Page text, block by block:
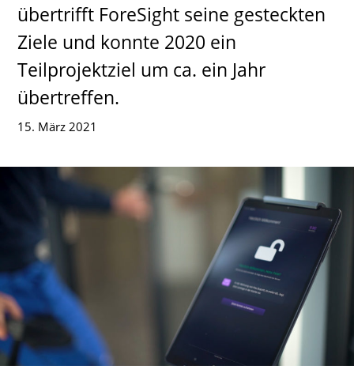
übertrifft ForeSight seine gesteckten
Ziele und konnte 2020 ein
Teilprojektziel um ca. ein Jahr
übertreffen.
15. März 2021